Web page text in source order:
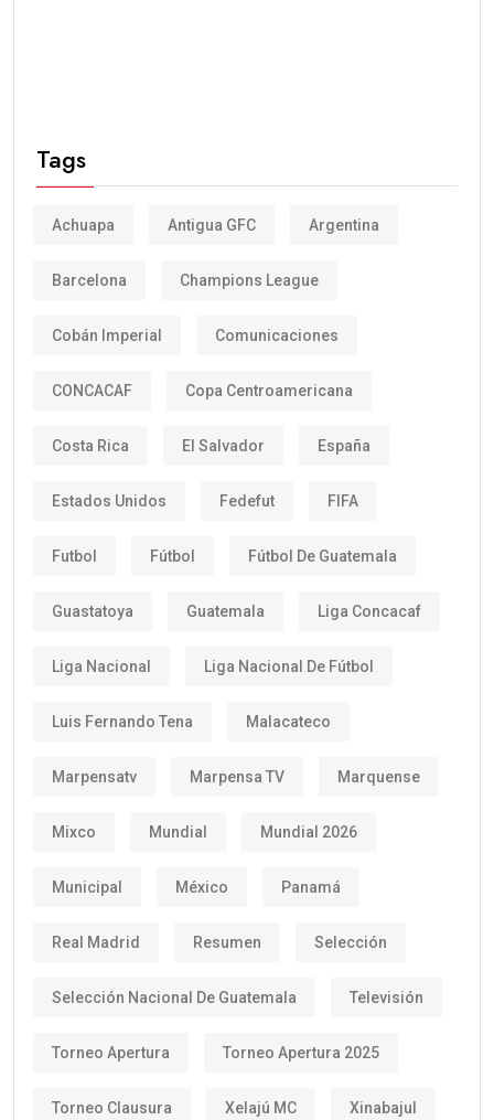
Tags
Achuapa Antigua GFC Argentina
Barcelona Champions League
Cobán Imperial Comunicaciones
CONCACAF Copa Centroamericana
Costa Rica El Salvador España
Estados Unidos Fedefut FIFA
Futbol Fútbol Fútbol De Guatemala
Guastatoya Guatemala Liga Concacaf
Liga Nacional Liga Nacional De Fútbol
Luis Fernando Tena Malacateco
Marpensatv Marpensa TV Marquense
Mixco Mundial Mundial 2026
Municipal México Panamá
Real Madrid Resumen Selección
Selección Nacional De Guatemala Televisión
Torneo Apertura Torneo Apertura 2025
Torneo Clausura Xelajú MC Xinabajul